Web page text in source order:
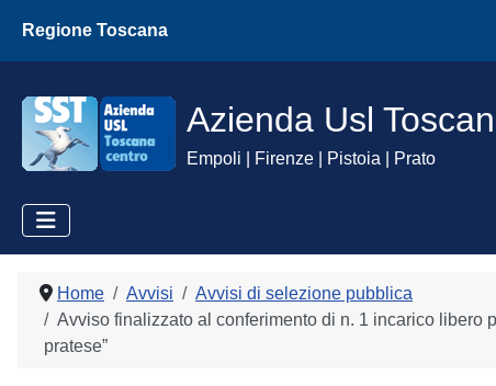
Regione Toscana
Azienda Usl
Empoli | Firenze | Pistoia | Prato
Home Avvisi
Avvisi di selezione pubblica
Avviso finalizzato al conferimento di n. 1 incarico libero
pratese”